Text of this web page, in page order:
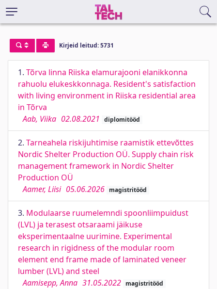
Kirjeid leitud: 5731
1. Tõrva linna Riiska elamurajooni elanikkonna
rahuolu elukeskkonnaga. Resident's satisfaction
with living environment in Riiska residential area
in Tõrva
Aab, Viika 02.08.2021 diplomitööd
2. Tarneahela riskijuhtimise raamistik ettevõttes
Nordic Shelter Production OÜ. Supply chain risk
management framework in Nordic Shelter
Production OÜ
Aamer, Liisi 05.06.2026 magistritööd
3. Modulaarse ruumelemndi spoonliimpuidust
(LVL) ja terasest otsaraami jäikuse
eksperimentaalne uurimine. Experimental
research in rigidness of the modular room
element end frame made of laminated veneer
lumber (LVL) and steel
Aamisepp, Anna 31.05.2022 magistritööd